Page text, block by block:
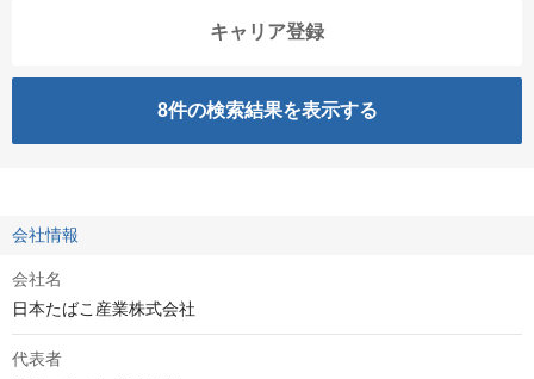
キャリア登録
8件の検索結果を表示する
会社情報
会社名
日本たばこ産業株式会社
代表者